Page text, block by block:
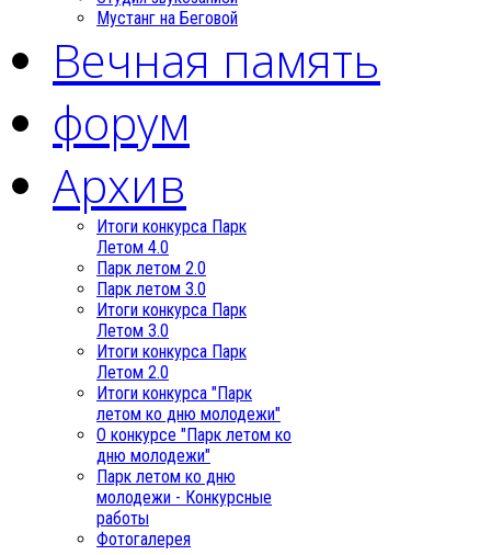
Мустанг на Беговой
Вечная память
форум
Архив
Итоги конкурса Парк
Летом 4.0
Парк летом 2.0
Парк летом 3.0
Итоги конкурса Парк
Летом 3.0
Итоги конкурса Парк
Летом 2.0
Итоги конкурса "Парк
летом ко дню молодежи"
О конкурсе "Парк летом ко
дню молодежи"
Парк летом ко дню
молодежи - Конкурсные
работы
Фотогалерея